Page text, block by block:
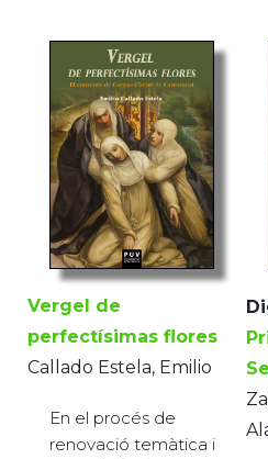
Vergel de
perfectísimas flores
Callado Estela, Emilio
En el procés de
renovació temàtica i